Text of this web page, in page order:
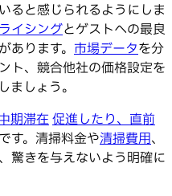
ると感じられるようにしま
イシングとゲストへの最良
ります。 市場データを分
ト、競合他社の価格設定を
ましょう。
期滞在促進したり、直前
す。清掃料金や清掃費用、
驚きを与えないよう明確に